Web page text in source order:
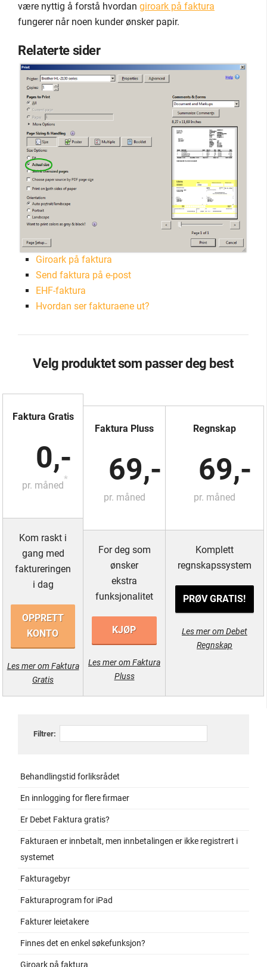
være nyttig å forstå hvordan giroark på faktura
fungerer når noen kunder ønsker papir.
Relaterte sider
Giroark på faktura
Send faktura på e-post
EHF-faktura
Hvordan ser fakturaene ut?
Velg produktet som passer deg best
Faktura Gratis
0,-
pr. måned
*
Kom raskt i
gang med
faktureringen
i dag
OPPRETT
KONTO
Les mer om Faktura
Gratis
Faktura Pluss
69,-
pr. måned
For deg som
ønsker
ekstra
funksjonalitet
KJØP
Les mer om Faktura
Pluss
Regnskap
69,-
pr. måned
Komplett
regnskapssystem
PRØV GRATIS!
Les mer om Debet
Regnskap
Filtrer:
Behandlingstid forliksrådet
En innlogging for flere firmaer
Er Debet Faktura gratis?
Fakturaen er innbetalt, men innbetalingen er ikke registrert i
systemet
Fakturagebyr
Fakturaprogram for iPad
Fakturer leietakere
Finnes det en enkel søkefunksjon?
Giroark på faktura